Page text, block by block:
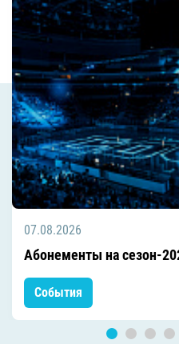
07.08.2026
Абонементы на сезон-
События